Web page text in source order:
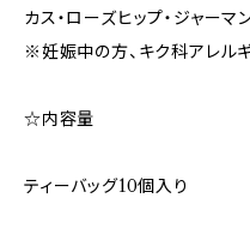
カス・ローズヒップ・ジャーマ
※妊娠中の方、キク科アレル
☆内容量
ティーバッグ10個入り